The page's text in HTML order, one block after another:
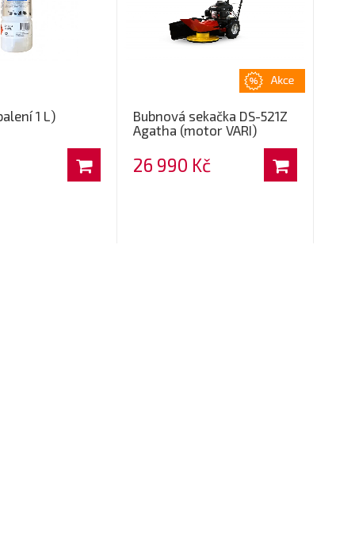
1 L)
Bubnová sekačka DS-521Z
Agatha (motor VARI)
26 990 Kč